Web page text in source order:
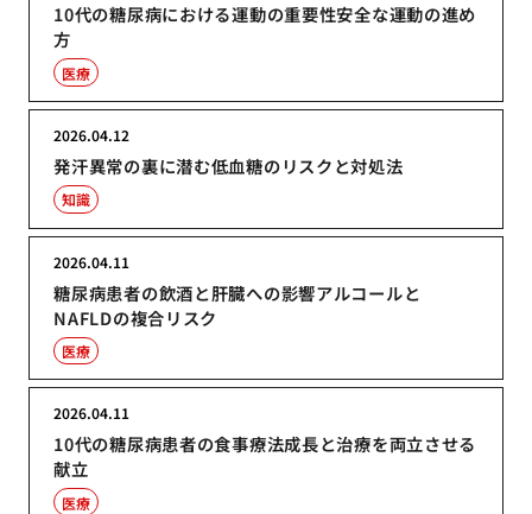
10代の糖尿病における運動の重要性安全な運動の進め
方
医療
発汗異常の裏に潜む低血糖のリスクと対処法
2026.04.12
知識
糖尿病患者の飲酒と肝臓への影響アルコールと
NAFLDの複合リスク
2026.04.11
医療
10代の糖尿病患者の食事療法成長と治療を両立させる
献立
2026.04.11
医療